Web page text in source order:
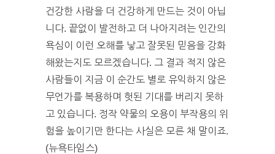
건강한 사람을 더 건강하게 만드는 것이 아닙
니다. 끝없이 발전하고 더 나아지려는 인간의
욕심이 이런 오해를 낳고 잘못된 믿음을 강화
해왔는지도 모르겠습니다. 그 결과 적지 않은
사람들이 지금 이 순간도 별로 유익하지 않은
무언가를 복용하며 헛된 기대를 버리지 못하
고 있습니다. 정작 약물의 오용이 부작용의 위
험을 높이기만 한다는 사실은 모른 채 말이죠.
(뉴욕타임스)